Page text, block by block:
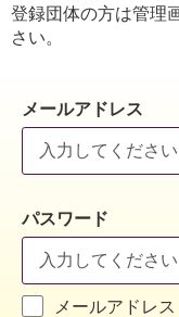
登録団体の方は管理
さい。
メールアドレス
パスワード
メールアドレ